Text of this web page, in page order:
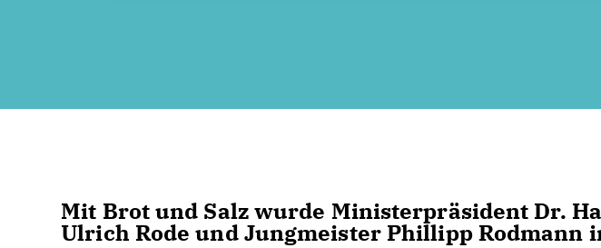
Mit Brot und Salz wurde Ministerpräsident Dr.
Ulrich Rode und Jungmeister Phillipp Rodmann